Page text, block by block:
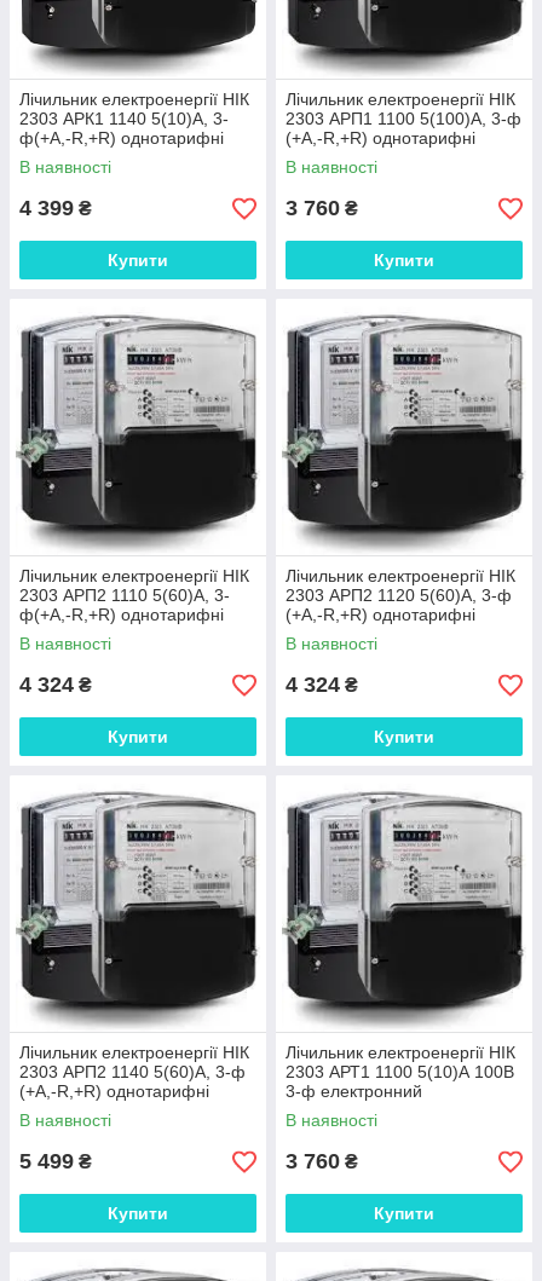
Лічильник електроенергії НІК
2303 АРК1 1140 5(10)А, 3-
ф(+А,-R,+R) однотарифні
В наявності
4 399 ₴
Купити
Лічильник електроенергії НІК
2303 АРП1 1100 5(100)А, 3-ф
(+А,-R,+R) однотарифні
В наявності
3 760 ₴
Купити
Лічильник електроенергії НІК
2303 АРП2 1110 5(60)А, 3-
ф(+А,-R,+R) однотарифні
В наявності
4 324 ₴
Купити
Лічильник електроенергії НІК
2303 АРП2 1120 5(60)А, 3-ф
(+А,-R,+R) однотарифні
В наявності
4 324 ₴
Купити
Лічильник електроенергії НІК
2303 АРП2 1140 5(60)А, 3-ф
(+А,-R,+R) однотарифні
В наявності
5 499 ₴
Купити
Лічильник електроенергії НІК
2303 АРТ1 1100 5(10)А 100В
3-ф електронний
однотарифні
В наявності
3 760 ₴
Купити